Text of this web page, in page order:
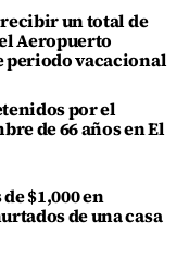
un total de
Aeropuerto
periodo vacacional
por el
de 66 años en El
$1,000 en
de una casa